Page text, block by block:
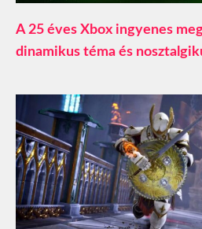
A 25 éves Xbox ingyenes
dinamikus téma és